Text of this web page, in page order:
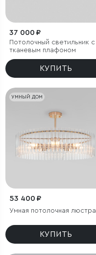
37 000 ₽
Потолочный светильник с
тканевым плафоном
КУПИТЬ
УМНЫЙ ДОМ
53 400 ₽
Умная потолочная люстра
КУПИТЬ